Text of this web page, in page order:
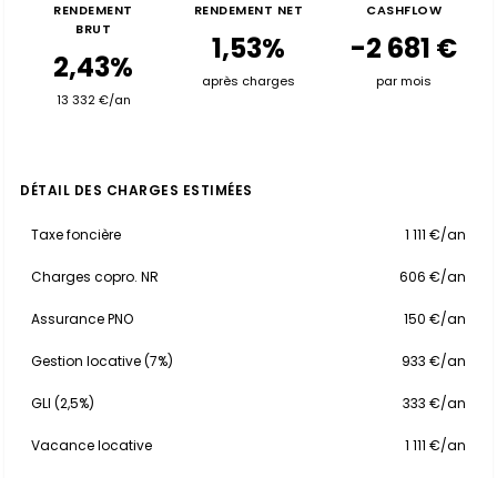
RENDEMENT
BRUT
2,43%
13 332 €/an
RENDEMENT NET
1,53%
après charges
CASHFLOW
-2 681 €
par mois
DÉTAIL DES CHARGES ESTIMÉES
Taxe foncière 1 111 €/an
Charges copro. NR 606 €/an
Assurance PNO 150 €/an
Gestion locative (7%) 933 €/an
GLI (2,5%) 333 €/an
Vacance locative 1 111 €/an